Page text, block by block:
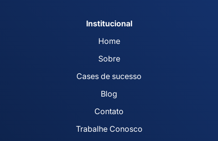
Institucional
Home
Sobre
Cases de sucesso
Blog
Contato
Trabalhe Conosco